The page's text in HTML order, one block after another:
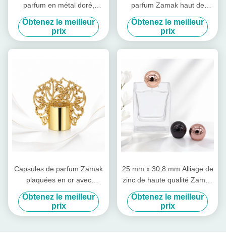
parfum en métal doré,
conception unique, boutons
de bouteille de parfum en
métal
Obtenez le meilleur
prix
parfum Zamak haut de
gamme avec sommet en or
rose en relief, joint étanche
et conception sculptée CNC
Obtenez le meilleur
prix
Capsules de parfum Zamak
plaquées en or avec
conception personnalisable
et finition miroir polissée
Obtenez le meilleur
prix
25 mm x 30,8 mm Alliage de
zinc de haute qualité Zamac
Cap de parfum avec finition
miroir et couleurs
personnalisables
Obtenez le meilleur
prix